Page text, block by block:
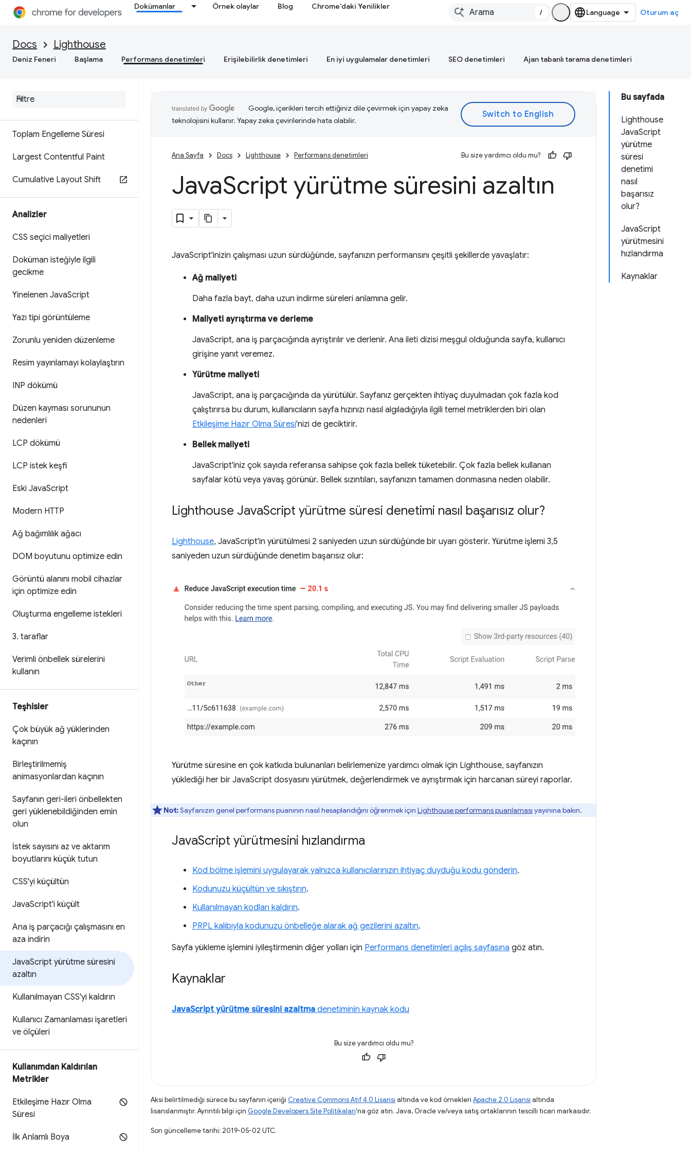
Dokümanlar Örnek olaylar Blog Chrome'daki Yenilikler
/ Oturum aç
Docs Lighthouse
Deniz Feneri Başlama Performans denetimleri Erişilebilirlik denetimleri En iyi uygulamalar denetimleri SEO denetimleri Ajan tabanlı tarama denetimleri
Performans denetimleri
Toplam Engelleme Süresi
Largest Contentful Paint
Cumulative Layout Shift
Analizler
CSS seçici maliyetleri
Doküman isteğiyle ilgili
gecikme
Yinelenen JavaScript
Yazı tipi görüntüleme
Zorunlu yeniden düzenleme
Resim yayınlamayı kolaylaştırın
INP dökümü
Düzen kayması sorununun
nedenleri
LCP dökümü
LCP istek keşfi
Eski JavaScript
Modern HTTP
Ağ bağımlılık ağacı
DOM boyutunu optimize edin
Görüntü alanını mobil cihazlar
için optimize edin
Oluşturma engelleme istekleri
3. taraflar
Verimli önbellek sürelerini
kullanın
Teşhisler
Çok büyük ağ yüklerinden
kaçının
Birleştirilmemiş
animasyonlardan kaçının
Sayfanın geri-ileri önbellekten
geri yüklenebildiğinden emin
olun
İstek sayısını az ve aktarım
boyutlarını küçük tutun
CSS'yi küçültün
JavaScript'i küçült
Ana iş parçacığı çalışmasını en
aza indirin
JavaScript yürütme süresini
azaltın
Kullanılmayan CSS'yi kaldırın
Kullanıcı Zamanlaması işaretleri
ve ölçüleri
Kullanımdan Kaldırılan
Metrikler
Etkileşime Hazır Olma
Süresi
İlk Anlamlı Boya
Bu sayfada
Lighthouse
JavaScript
yürütme
süresi
denetimi
nasıl
başarısız
olur?
JavaScript
yürütmesini
hızlandırma
Kaynaklar
Google, içerikleri tercih ettiğiniz dile çevirmek için yapay zeka
teknolojisini kullanır. Yapay zeka çevirilerinde hata olabilir.
Ana Sayfa Docs Lighthouse Performans denetimleri Bu size yardımcı oldu mu?
JavaScript yürütme süresini azaltın
JavaScript'inizin çalışması uzun sürdüğünde, sayfanızın performansını çeşitli şekillerde yavaşlatır:
Ağ maliyeti
Daha fazla bayt, daha uzun indirme süreleri anlamına gelir.
Maliyeti ayrıştırma ve derleme
JavaScript, ana iş parçacığında ayrıştırılır ve derlenir. Ana ileti dizisi meşgul olduğunda sayfa, kullanıcı
girişine yanıt veremez.
Yürütme maliyeti
JavaScript, ana iş parçacığında da yürütülür. Sayfanız gerçekten ihtiyaç duyulmadan çok fazla kod
çalıştırırsa bu durum, kullanıcıların sayfa hızınızı nasıl algıladığıyla ilgili temel metriklerden biri olan
Etkileşime Hazır Olma Süresi'nizi de geciktirir.
Bellek maliyeti
JavaScript'iniz çok sayıda referansa sahipse çok fazla bellek tüketebilir. Çok fazla bellek kullanan
sayfalar kötü veya yavaş görünür. Bellek sızıntıları, sayfanızın tamamen donmasına neden olabilir.
Lighthouse JavaScript yürütme süresi denetimi nasıl başarısız olur?
Lighthouse, JavaScript'in yürütülmesi 2 saniyeden uzun sürdüğünde bir uyarı gösterir. Yürütme işlemi 3,5
saniyeden uzun sürdüğünde denetim başarısız olur:
Yürütme süresine en çok katkıda bulunanları belirlemenize yardımcı olmak için Lighthouse, sayfanızın
yüklediği her bir JavaScript dosyasını yürütmek, değerlendirmek ve ayrıştırmak için harcanan süreyi raporlar.
Not:Sayfanızın genel performans puanının nasıl hesaplandığını öğrenmek için Lighthouse performans puanlaması yayınına bakın.
JavaScript yürütmesini hızlandırma
Kod bölme işlemini uygulayarak yalnızca kullanıcılarınızın ihtiyaç duyduğu kodu gönderin.
Kodunuzu küçültün ve sıkıştırın.
Kullanılmayan kodları kaldırın.
PRPL kalıbıyla kodunuzu önbelleğe alarak ağ gezilerini azaltın.
Sayfa yükleme işlemini iyileştirmenin diğer yolları için Performans denetimleri açılış sayfasına göz atın.
Kaynaklar
JavaScript yürütme süresini azaltma denetiminin kaynak kodu
Bu size yardımcı oldu mu?
Aksi belirtilmediği sürece bu sayfanın içeriği Creative Commons Atıf 4.0 Lisansı altında ve kod örnekleri Apache 2.0 Lisansı altında
lisanslanmıştır. Ayrıntılı bilgi için Google Developers Site Politikaları'na göz atın. Java, Oracle ve/veya satış ortaklarının tescilli ticari markasıdır.
Son güncelleme tarihi: 2019-05-02 UTC.